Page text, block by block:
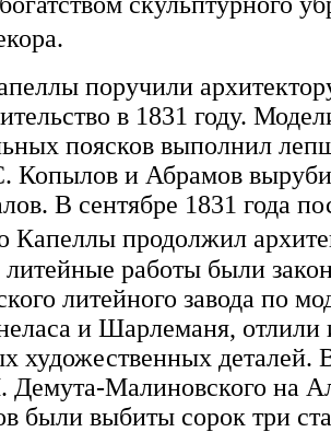
поручили
в 1831 году.
поясков выполнил
Копылов и Абрамов
В сентябре 1831 года
Капеллы продолжил
литейные работы были
литейного завода по
и Шарлеманя, отлили
художественных деталей.
Малиновского на
были выбиты сорок три